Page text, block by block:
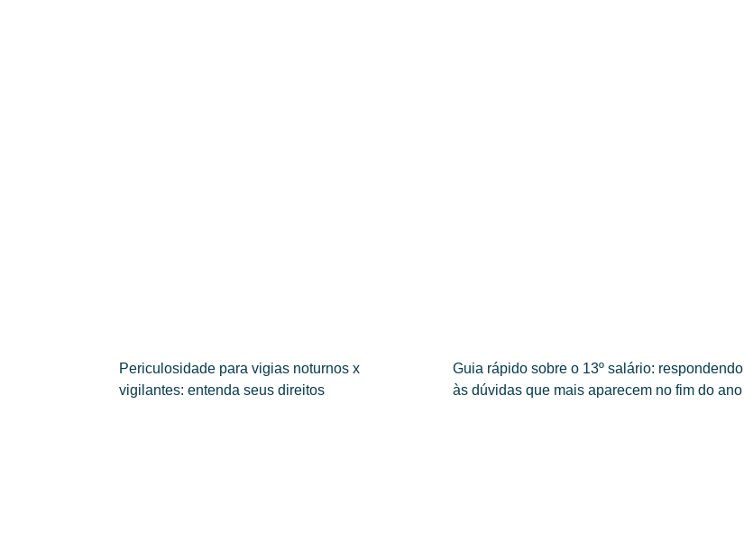
Periculosidade para vigias noturnos x
vigilantes: entenda seus direitos
Guia rápido sobre o 13º salário: respondendo
às dúvidas que mais aparecem no fim do ano